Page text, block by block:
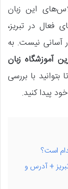
این زبان
فعال در تبریز،
آسانی نیست. به
آموزشگاه‌ زبان
بتوانید با بررسی
پیدا کنید.
است؟
تبریز + آدرس و